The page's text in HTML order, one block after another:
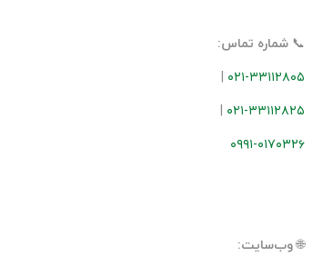
📞 شماره تماس:
۰۲۱-۳۳۱۱۲۸۰۵ |
۰۲۱-۳۳۱۱۲۸۲۵ |
۰۹۹۱-۰۱۷۰۳۲۶
🌐وب‌سایت: